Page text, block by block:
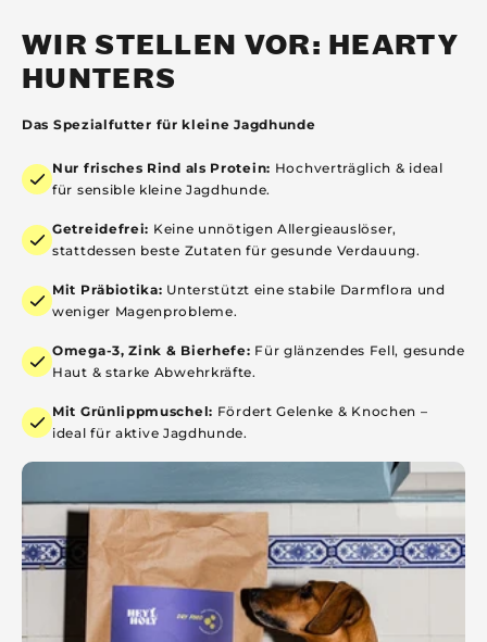
WIR STELLEN VOR: HEARTY
HUNTERS
Das Spezialfutter für kleine Jagdhunde
Nur frisches Rind als Protein: Hochverträglich & ideal
für sensible kleine Jagdhunde.
Getreidefrei: Keine unnötigen Allergieauslöser,
stattdessen beste Zutaten für gesunde Verdauung.
Mit Präbiotika: Unterstützt eine stabile Darmflora und
weniger Magenprobleme.
Omega-3, Zink & Bierhefe: Für glänzendes Fell, gesunde
Haut & starke Abwehrkräfte.
Mit Grünlippmuschel: Fördert Gelenke & Knochen –
ideal für aktive Jagdhunde.